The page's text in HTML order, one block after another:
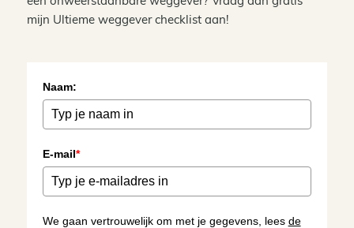
mijn Ultieme weggever checklist aan!
Naam:
E-mail*
We gaan vertrouwelijk om met je gegevens, lees de